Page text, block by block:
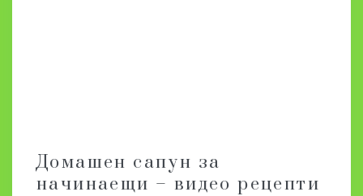
Домашен сапун за
начинаещи – видео рецепти